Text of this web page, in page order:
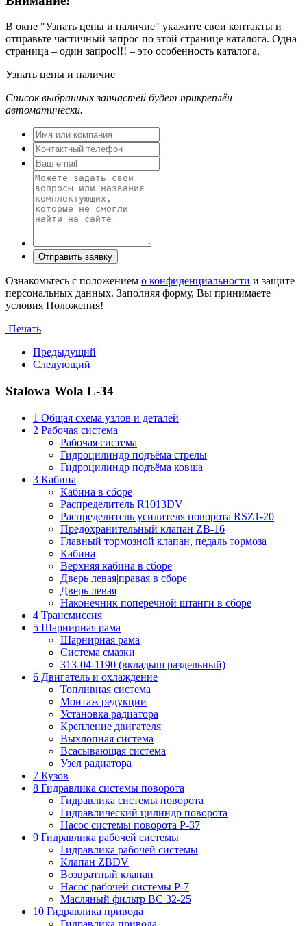
В окне "Узнать цены и наличие" укажите свои контакты и
отправьте частичный запрос по этой странице каталога. Одна
страница – один запрос!!! – это особенность каталога.
Узнать цены и наличие
Список выбранных запчастей будет прикреплён
автоматически.
Ознакомьтесь с положением о конфиденциальности и защите
персональных данных. Заполняя форму, Вы принимаете
условия Положения!
Печать
Предыдущий
Следующий
Stalowa Wola L-34
1 Общая схема узлов и деталей
2 Рабочая система
Рабочая система
Гидроцилиндр подъёма стрелы
Гидроцилиндр подъёма ковша
3 Кабина
Кабина в сборе
Распределитель R1013DV
Распределитель усилителя поворота RSZ1-20
Предохранительный клапан ZB-16
Главный тормозной клапан, педаль тормоза
Кабина
Верхняя кабина в сборе
Дверь левая|правая в сборе
Дверь левая
Наконечник поперечной штанги в сборе
4 Трансмиссия
5 Шарнирная рама
Шарнирная рама
Система смазки
313-04-1190 (вкладыш раздельный)
6 Двигатель и охлаждение
Топливная система
Монтаж редукции
Установка радиатора
Крепление двигателя
Выхлопная система
Всасывающая система
Узел радиатора
7 Кузов
8 Гидравлика системы поворота
Гидравлика системы поворота
Гидравлический цилиндр поворота
Насос системы поворота P-37
9 Гидравлика рабочей системы
Гидравлика рабочей системы
Клапан ZBDV
Возвратный клапан
Насос рабочей системы P-7
Масляный фильтр ВС 32-25
10 Гидравлика привода
Гидравлика привода